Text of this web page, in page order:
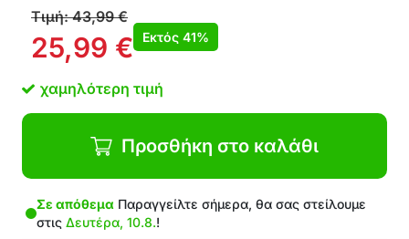
και για αρχάριους
10 διαφορετικά χρώματα που
συνδυάζονται τέλεια
Μια υπέροχη ποικιλία ρούχων και
Τοποθετήστε κουμπιά σε μπλουζάκια,
τσαντάκια…
Μια ευκαιρία να τονώσετε τη
Τιμή:43,99€
25,99 € Εκτός 41%
χαμηλότερη τιμή
Προσθήκη στο καλάθι
Σε απόθεμα Παραγγείλτε σήμερα, θα σας στείλουμε
στις Δευτέρα, 10.8.!